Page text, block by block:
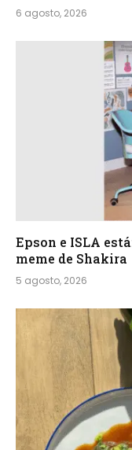
6 agosto, 2026
Epson e ISLA
meme de Shakira
5 agosto, 2026